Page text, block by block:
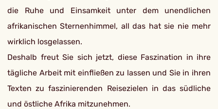
die Ruhe und Einsamkeit unter dem unendlichen
afrikanischen Sternenhimmel, all das hat sie nie mehr
wirklich losgelassen.
Deshalb freut Sie sich jetzt, diese Faszination in ihre
tägliche Arbeit mit einfließen zu lassen und Sie in ihren
Texten zu faszinierenden Reisezielen in das südliche
und östliche Afrika mitzunehmen.